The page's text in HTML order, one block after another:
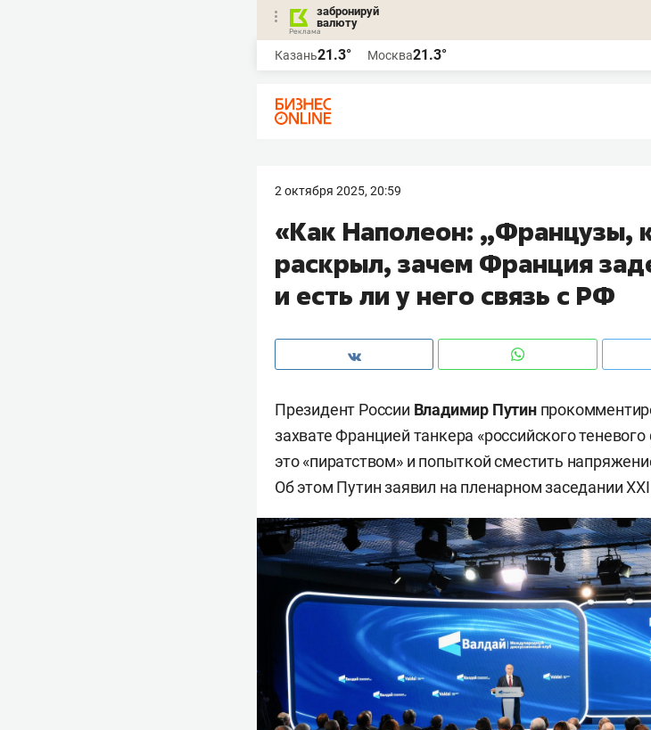
забронируй
валюту
Казань21.3° Москва21.3°
2 октября 2025, 20:59
«Как Наполеон: „Французы,
раскрыл, зачем Франция
и есть ли у него связь с РФ
Президент России Владимир Путин
захвате Францией танкера «российского
это «пиратством» и попыткой сместить
Об этом Путин заявил на пленарном заседании